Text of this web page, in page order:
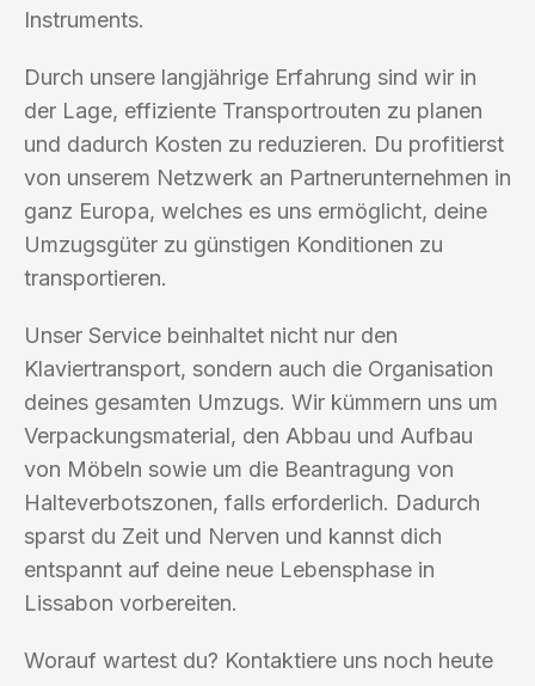
Instruments.
Durch unsere langjährige Erfahrung sind wir in
der Lage, effiziente Transportrouten zu planen
und dadurch Kosten zu reduzieren. Du profitierst
von unserem Netzwerk an Partnerunternehmen in
ganz Europa, welches es uns ermöglicht, deine
Umzugsgüter zu günstigen Konditionen zu
transportieren.
Unser Service beinhaltet nicht nur den
Klaviertransport, sondern auch die Organisation
deines gesamten Umzugs. Wir kümmern uns um
Verpackungsmaterial, den Abbau und Aufbau
von Möbeln sowie um die Beantragung von
Halteverbotszonen, falls erforderlich. Dadurch
sparst du Zeit und Nerven und kannst dich
entspannt auf deine neue Lebensphase in
Lissabon vorbereiten.
Worauf wartest du? Kontaktiere uns noch heute